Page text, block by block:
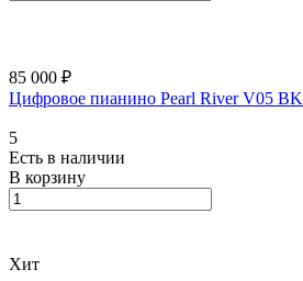
85 000 ₽
Цифровое пианино Pearl River V05 BK
5
Есть в наличии
В корзину
Хит